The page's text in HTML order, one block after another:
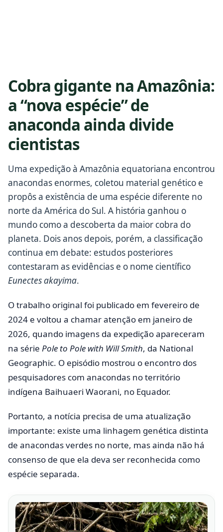
Cobra gigante na Amazônia:
a “nova espécie” de
anaconda ainda divide
cientistas
Uma expedição à Amazônia equatoriana encontrou
anacondas enormes, coletou material genético e
propôs a existência de uma espécie diferente no
norte da América do Sul. A história ganhou o
mundo como a descoberta da maior cobra do
planeta. Dois anos depois, porém, a classificação
continua em debate: estudos posteriores
contestaram as evidências e o nome científico
Eunectes akayima.
O trabalho original foi publicado em fevereiro de
2024 e voltou a chamar atenção em janeiro de
2026, quando imagens da expedição apareceram
na série Pole to Pole with Will Smith, da National
Geographic. O episódio mostrou o encontro dos
pesquisadores com anacondas no território
indígena Baihuaeri Waorani, no Equador.
Portanto, a notícia precisa de uma atualização
importante: existe uma linhagem genética distinta
de anacondas verdes no norte, mas ainda não há
consenso de que ela deva ser reconhecida como
espécie separada.